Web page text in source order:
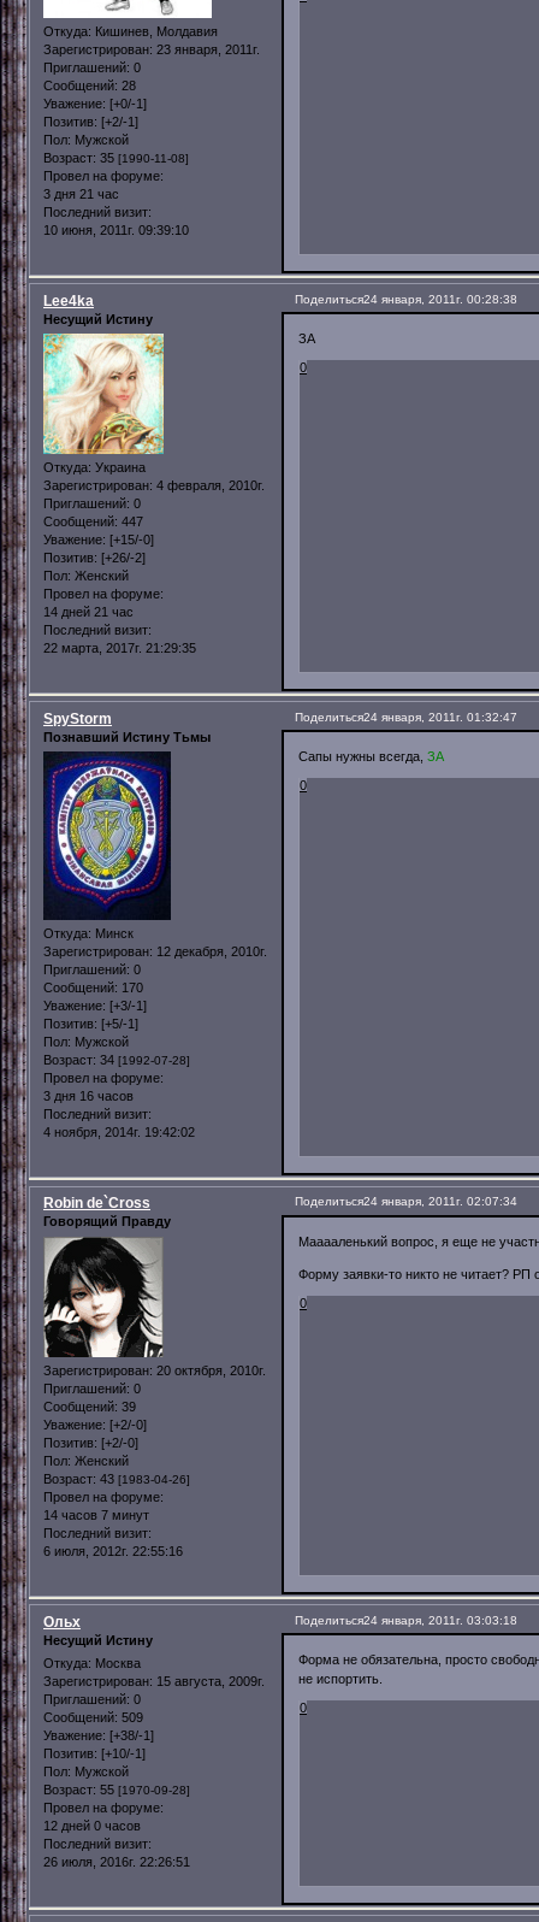
Откуда: Кишинев, Молдавия
Зарегистрирован: 23 января, 2011г.
Приглашений: 0
Сообщений: 28
Уважение: [+0/-1]
Позитив: [+2/-1]
Пол: Мужской
Возраст: 35 [1990-11-08]
Провел на форуме:
3 дня 21 час
Последний визит:
10 июня, 2011г. 09:39:10
Поделиться24 января, 2011г. 00:28:38
Lee4ka
Несущий Истину
Откуда: Украина
Зарегистрирован: 4 февраля, 2010г.
Приглашений: 0
Сообщений: 447
Уважение: [+15/-0]
Позитив: [+26/-2]
Пол: Женский
Провел на форуме:
14 дней 21 час
Последний визит:
22 марта, 2017г. 21:29:35
ЗА
0
Поделиться24 января, 2011г. 01:32:47
SpyStorm
Познавший Истину Тьмы
Откуда: Минск
Зарегистрирован: 12 декабря, 2010г.
Приглашений: 0
Сообщений: 170
Уважение: [+3/-1]
Позитив: [+5/-1]
Пол: Мужской
Возраст: 34 [1992-07-28]
Провел на форуме:
3 дня 16 часов
Последний визит:
4 ноября, 2014г. 19:42:02
Сапы нужны всегда, ЗА
0
Поделиться24 января, 2011г. 02:07:34
Robin de`Cross
Говорящий Правду
Зарегистрирован: 20 октября, 2010г.
Приглашений: 0
Сообщений: 39
Уважение: [+2/-0]
Позитив: [+2/-0]
Пол: Женский
Возраст: 43 [1983-04-26]
Провел на форуме:
14 часов 7 минут
Последний визит:
6 июля, 2012г. 22:55:16
Мааааленький вопрос, я еще не
Форму заявки-то никто не читает? РП
0
Поделиться24 января, 2011г. 03:03:18
Ольх
Несущий Истину
Откуда: Москва
Зарегистрирован: 15 августа, 2009г.
Приглашений: 0
Сообщений: 509
Уважение: [+38/-1]
Позитив: [+10/-1]
Пол: Мужской
Возраст: 55 [1970-09-28]
Провел на форуме:
12 дней 0 часов
Последний визит:
26 июля, 2016г. 22:26:51
Форма не обязательна, просто
не испортить.
0